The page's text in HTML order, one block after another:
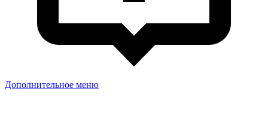
Дополнительное меню